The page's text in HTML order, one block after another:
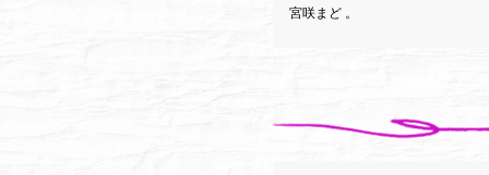
宮咲まど 。